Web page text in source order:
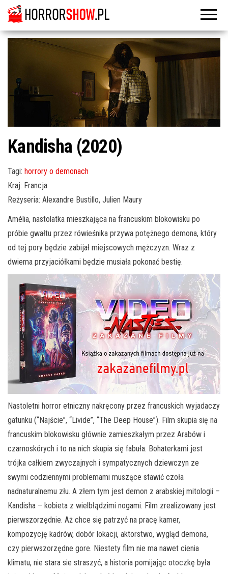
Kandisha (2020)
Tagi: horrory o demonach
Kraj: Francja
Reżyseria: Alexandre Bustillo, Julien Maury
Amélia, nastolatka mieszkająca na francuskim blokowisku po
próbie gwałtu przez rówieśnika przywa potężnego demona, który
od tej pory będzie zabijał miejscowych mężczyzn. Wraz z
dwiema przyjaciółkami będzie musiała pokonać bestię.
Nastoletni horror etniczny nakręcony przez francuskich wyjadaczy
gatunku (“Najście”, “Livide”, “The Deep House”). Film skupia się na
francuskim blokowisku głównie zamieszkałym przez Arabów i
czarnoskórych i to na nich skupia się fabuła. Bohaterkami jest
trójka całkiem zwyczajnych i sympatycznych dziewczyn ze
swymi codziennymi problemami muszące stawić czoła
nadnaturalnemu złu. A złem tym jest demon z arabskiej mitologii –
Kandisha – kobieta z wielbłądzimi nogami. Film zrealizowany jest
pierwszorzędnie. Aż chce się patrzyć na pracę kamer,
kompozycję kadrów, dobór lokacji, aktorstwo, wygląd demona,
czy pierwszorzędne gore. Niestety film nie ma nawet cienia
klimatu, nie stara sie straszyć, a historia pomijając otoczkę była